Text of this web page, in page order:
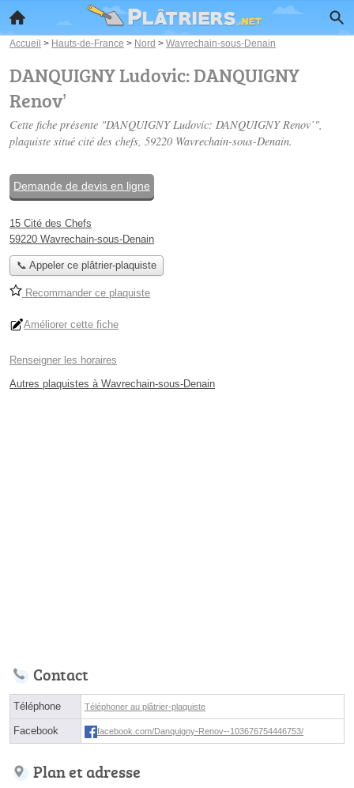
Accueil > Hauts-de-France > Nord > Wavrechain-sous-Denain
DANQUIGNY Ludovic: DANQUIGNY
Renov’
Cette fiche présente "DANQUIGNY Ludovic: DANQUIGNY Renov’",
plaquiste situé cité des chefs, 59220 Wavrechain-sous-Denain.
Demande de devis en ligne
15 Cité des Chefs
59220 Wavrechain-sous-Denain
📞 Appeler ce plâtrier-plaquiste
Recommander ce plaquiste
Améliorer cette fiche
Renseigner les horaires
Autres plaquistes à Wavrechain-sous-Denain
Contact
Téléphone Téléphoner au plâtrier-plaquiste
Facebook facebook.com/Danquigny-Renov--103676754446753/
Plan et adresse